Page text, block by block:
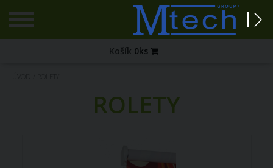
Košík 0ks
ROLETY